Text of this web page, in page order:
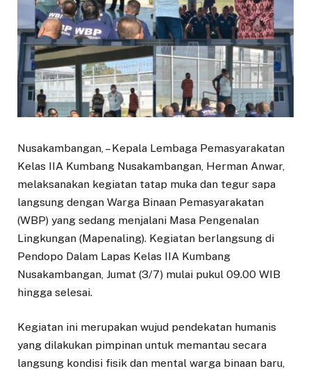
Nusakambangan, – Kepala Lembaga Pemasyarakatan
Kelas IIA Kumbang Nusakambangan, Herman Anwar,
melaksanakan kegiatan tatap muka dan tegur sapa
langsung dengan Warga Binaan Pemasyarakatan
(WBP) yang sedang menjalani Masa Pengenalan
Lingkungan (Mapenaling). Kegiatan berlangsung di
Pendopo Dalam Lapas Kelas IIA Kumbang
Nusakambangan, Jumat (3/7) mulai pukul 09.00 WIB
hingga selesai.
Kegiatan ini merupakan wujud pendekatan humanis
yang dilakukan pimpinan untuk memantau secara
langsung kondisi fisik dan mental warga binaan baru,